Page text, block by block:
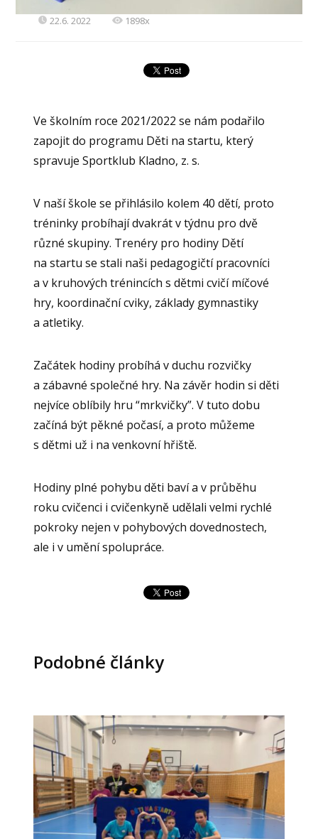
22.6. 2022 1898x
Ve školním roce 2021/2022 se nám podařilo
zapojit do programu Děti na startu, který
spravuje Sportklub Kladno, z. s.
V naší škole se přihlásilo kolem 40 dětí, proto
tréninky probíhají dvakrát v týdnu pro dvě
různé skupiny. Trenéry pro hodiny Dětí
na startu se stali naši pedagogičtí pracovníci
a v kruhových trénincích s dětmi cvičí míčové
hry, koordinační cviky, základy gymnastiky
a atletiky.
Začátek hodiny probíhá v duchu rozvičky
a zábavné společné hry. Na závěr hodin si děti
nejvíce oblíbily hru “mrkvičky”. V tuto dobu
začíná být pěkné počasí, a proto můžeme
s dětmi už i na venkovní hřiště.
Hodiny plné pohybu děti baví a v průběhu
roku cvičenci i cvičenkyně udělali velmi rychlé
pokroky nejen v pohybových dovednostech,
ale i v umění spolupráce.
Podobné články